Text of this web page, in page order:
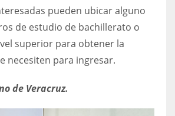
pueden ubicar alguno
de estudio de bachillerato o
superior para obtener la
necesiten para ingresar.
de Veracruz.